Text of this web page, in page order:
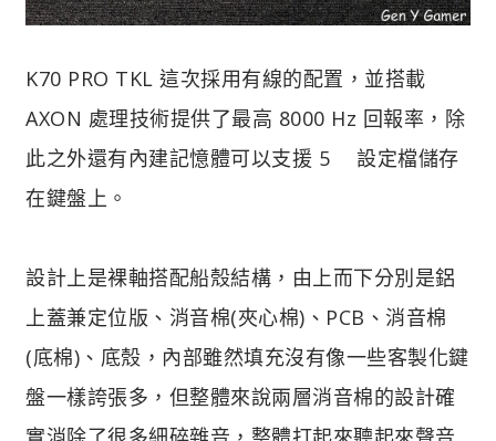
K70 PRO TKL 這次採用有線的配置，並搭載
AXON 處理技術提供了最高 8000 Hz 回報率，除
此之外還有內建記憶體可以支援 5 設定檔儲存
在鍵盤上。
設計上是裸軸搭配船殼結構，由上而下分別是鋁
上蓋兼定位版、消音棉(夾心棉)、PCB、消音棉
(底棉)、底殼，內部雖然填充沒有像一些客製化鍵
盤一樣誇張多，但整體來說兩層消音棉的設計確